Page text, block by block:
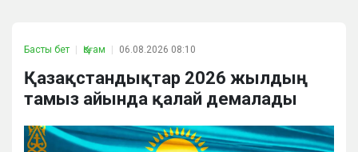
Басты бет Қоғам 06.08.2026 08:10
Қазақстандықтар 2026 жылдың
тамыз айында қалай демалады